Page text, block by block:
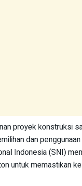
proyek konstruksi
dan
Indonesia (SNI)
untuk memastikan